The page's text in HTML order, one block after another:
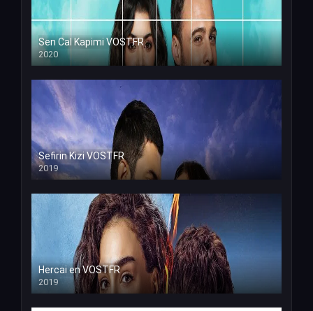
Sen Cal Kapimi VOSTFR
2020
Sefirin Kizi VOSTFR
2019
Hercai en VOSTFR
2019